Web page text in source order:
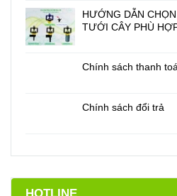
HƯỚNG DẪN
TƯỚI CÂY PHÙ
Chính sách thanh
Chính sách đổi trả